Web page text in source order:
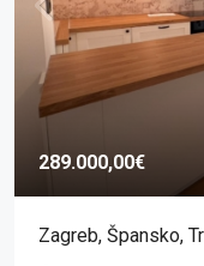
289.000,00€
Zagreb, Špansko,